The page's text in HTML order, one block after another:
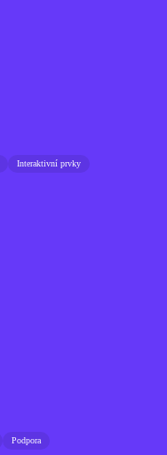
Interaktivní prvky
Podpora